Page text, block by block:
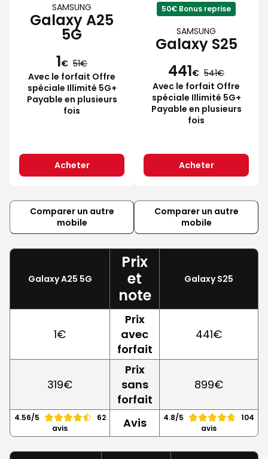
SAMSUNG
Galaxy A25
5G
1€ 51
Avec le forfait Offre
spéciale Illimité 5G+
Payable en plusieurs
fois
Acheter
50€ Bonus reprise
SAMSUNG
Galaxy S25
441€ 541
Avec le forfait Offre
spéciale Illimité 5G+
Payable en plusieurs
fois
Acheter
Comparer un autre
mobile
Comparer un autre
mobile
Galaxy A25 5G
Prix
et
note
Galaxy S25
1€
Prix
avec
forfait
441€
319€
Prix
sans
forfait
899€
4.56/5
62
avis
Avis 4.8/5
104
avis